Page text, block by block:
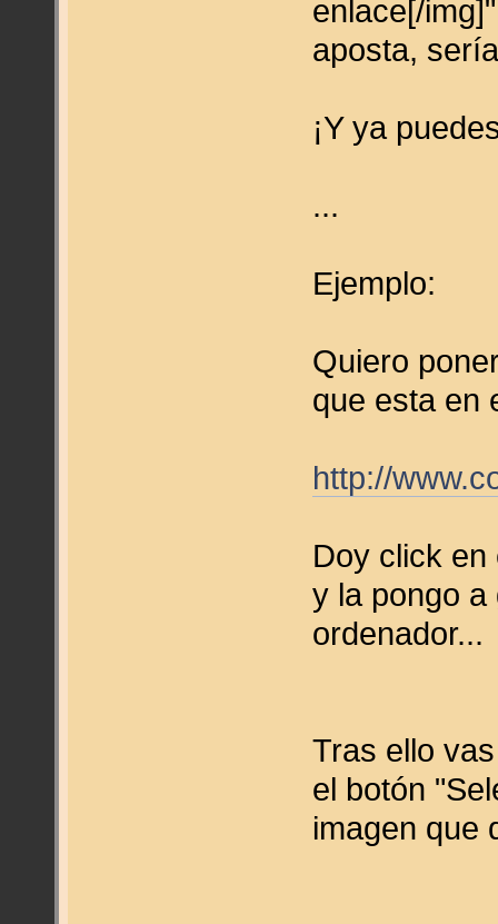
enlace[/
aposta,
¡Y ya
...
Ejemplo:
Quiero
que esta en
http://
Doy click en
y la pongo a
ordenador...
Tras ello
el botón
imagen que